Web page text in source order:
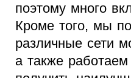
поэтому много
Кроме того, мы
различные сети
а также